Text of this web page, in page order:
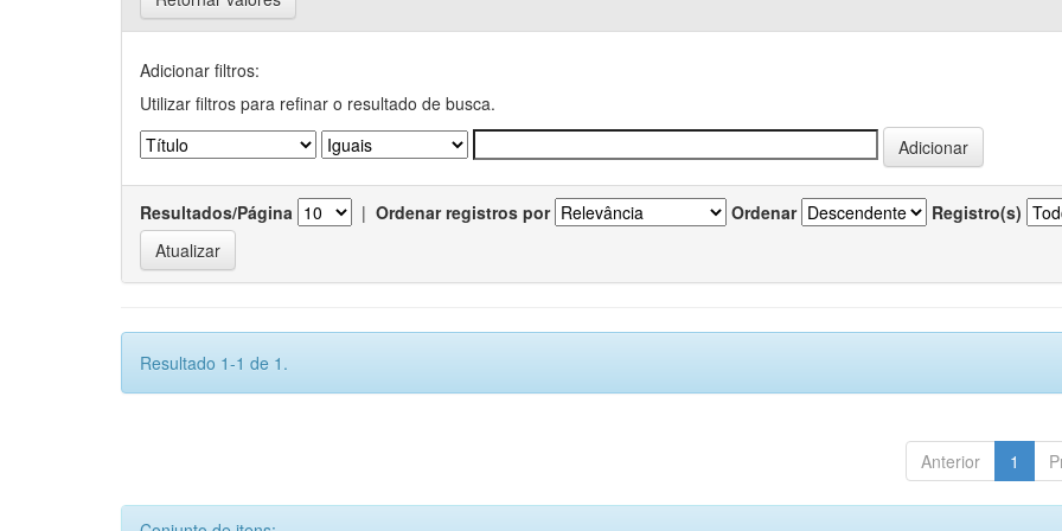
Adicionar filtros:
Utilizar filtros para refinar o resultado de busca.
Resultados/Página | Ordenar registros por Ordenar Registro(s)
Resultado 1-1 de 1.
Anterior 1